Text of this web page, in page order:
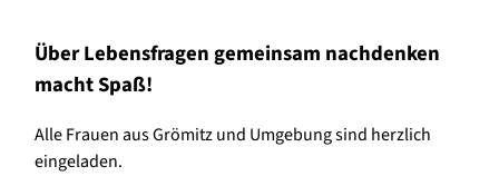
Über Lebensfragen gemeinsam nachdenken
macht Spaß!
Alle Frauen aus Grömitz und Umgebung sind herzlich
eingeladen.